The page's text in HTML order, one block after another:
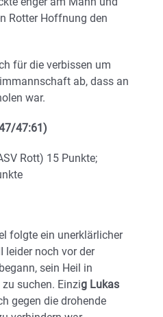
Rotter Hoffnung den
für die verbissen um
ab, dass an
war.
47:61)
Rott) 15 Punkte;
folgte ein unerklärlicher
leider noch vor der
sein Heil in
suchen. Einzig Lukas
gegen die drohende